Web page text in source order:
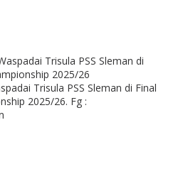
Trisula PSS Sleman di Final
2025/26. Fg :